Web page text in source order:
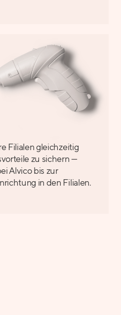
Filialen gleichzeitig
zu sichern —
Alvico bis zur
in den Filialen.